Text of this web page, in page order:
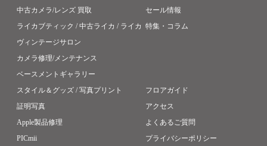
中古カメラ/レンズ 買取
ライカブティック / 中古ライカ / ライカ
ヴィンテージサロン
カメラ修理/メンテナンス
ベースメントギャラリー
スタイル＆グッズ / 写真プリント
証明写真
Apple製品修理
PICmii
セール情報
特集・コラム
フロアガイド
アクセス
よくあるご質問
プライバシーポリシー